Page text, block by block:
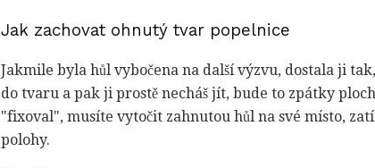
Jak zachovat ohnutý tvar popelnice
Jakmile byla hůl vybočena na další výzvu, dostala ji
do tvaru a pak ji prostě necháš jít, bude to zpátky
"fixoval", musíte vytočit zahnutou hůl na své místo,
polohy.